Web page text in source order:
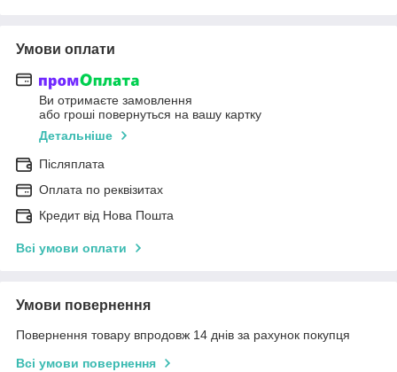
Умови оплати
Ви отримаєте замовлення
або гроші повернуться на вашу картку
Детальніше
Післяплата
Оплата по реквізитах
Кредит від Нова Пошта
Всі умови оплати
Умови повернення
Повернення товару впродовж 14 днів за рахунок покупця
Всі умови повернення